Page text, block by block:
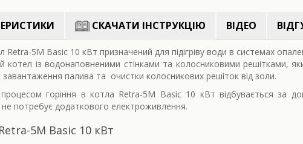
СКАЧАТИ ІНСТРУКЦІЮ ВІДЕО
Retra-5M Basic 10 кВт призначений для підігріву води в системах
котел із водонаповненими стінками та колосниковими решітками,
завантаження палива та очистки колосникових решіток від золи.
горіння в котла Retra-5M Basic 10 кВт відбувається за
потребує додаткового електроживлення.
5M Basic 10 кВт